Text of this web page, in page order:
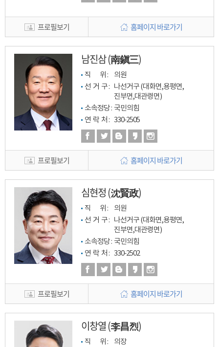
프로필보기 홈페이지 바로가기
남진삼 (南鎭三)
직         위 :
의원
선  거  구 : 나선거구 (대화면,용평면,
진부면,대관령면)
소속정당 : 국민의힘
연  락  처 : 330-2505
프로필보기 홈페이지 바로가기
심현정 (沈賢政)
직         위 :
의원
선  거  구 : 나선거구 (대화면,용평면,
진부면,대관령면)
소속정당 : 국민의힘
연  락  처 : 330-2502
프로필보기 홈페이지 바로가기
이창열 (李昌烈)
직         위 :
의장